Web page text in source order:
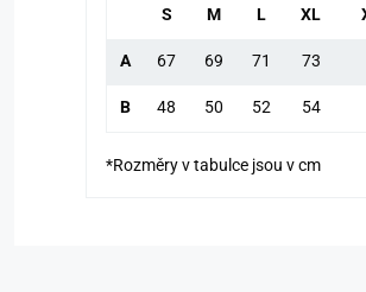
S M L XL
A 67 69 71 73
B 48 50 52 54
*Rozměry v tabulce jsou v cm